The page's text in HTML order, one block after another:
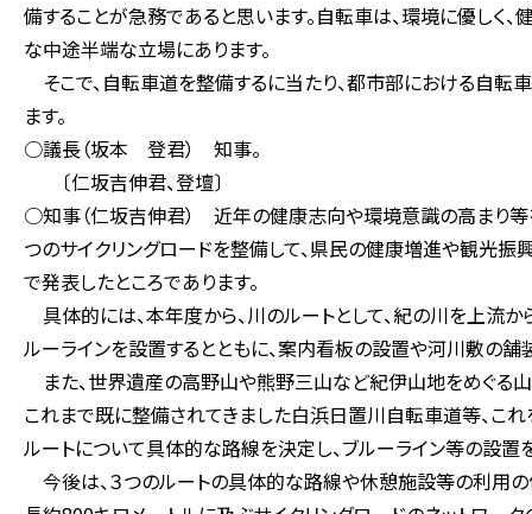
備することが急務であると思います。自転車は、環境に優しく
な中途半端な立場にあります。
そこで、自転車道を整備するに当たり、都市部における自
ます。
○議長（坂本 登君） 知事。
〔仁坂吉伸君、登壇〕
○知事（仁坂吉伸君） 近年の健康志向や環境意識の高まり等を
つのサイクリングロードを整備して、県民の健康増進や観光
で発表したところであります。
具体的には、本年度から、川のルートとして、紀の川を上流
ルーラインを設置するとともに、案内看板の設置や河川敷の舗
また、世界遺産の高野山や熊野三山など紀伊山地をめぐる
これまで既に整備されてきました白浜日置川自転車道等、こ
ルートについて具体的な路線を決定し、ブルーライン等の設置
今後は、３つのルートの具体的な路線や休憩施設等の利用